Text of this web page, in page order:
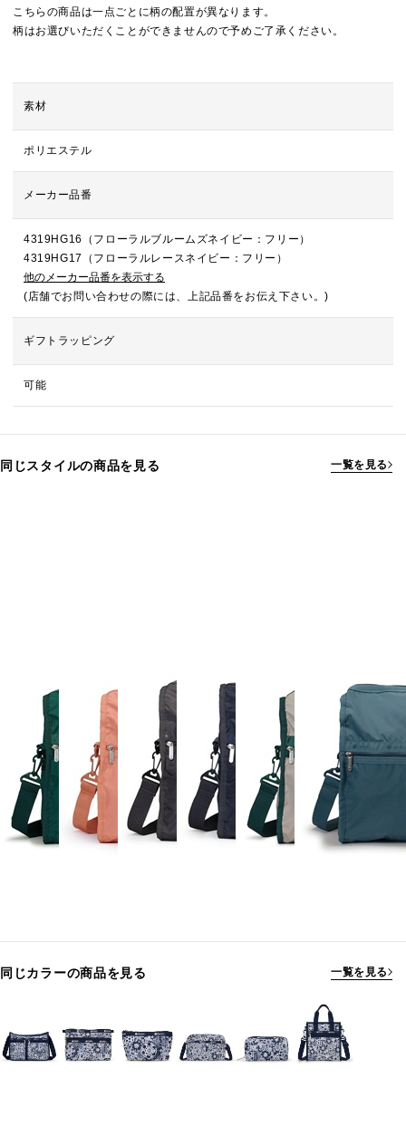
こちらの商品は一点ごとに柄の配置が異なります。
柄はお選びいただくことができませんので予めご了承ください。
素材
ポリエステル
メーカー品番
4319HG16（フローラルブルームズネイビー：フリー）
4319HG17（フローラルレースネイビー：フリー）
他のメーカー品番を表示する
(店舗でお問い合わせの際には、上記品番をお伝え下さい。)
ギフトラッピング
可能
同じスタイルの商品を見る 一覧を見る
同じカラーの商品を見る 一覧を見る